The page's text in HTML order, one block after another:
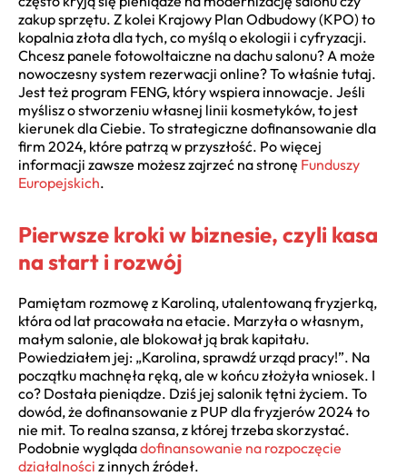
zakup sprzętu. Z kolei Krajowy Plan Odbudowy (KPO) to
kopalnia złota dla tych, co myślą o ekologii i cyfryzacji.
Chcesz panele fotowoltaiczne na dachu salonu? A może
nowoczesny system rezerwacji online? To właśnie tutaj.
Jest też program FENG, który wspiera innowacje. Jeśli
myślisz o stworzeniu własnej linii kosmetyków, to jest
kierunek dla Ciebie. To strategiczne dofinansowanie dla
firm 2024, które patrzą w przyszłość. Po więcej
informacji zawsze możesz zajrzeć na stronę Funduszy
Europejskich.
Pierwsze kroki w biznesie, czyli kasa
na start i rozwój
Pamiętam rozmowę z Karoliną, utalentowaną fryzjerką,
która od lat pracowała na etacie. Marzyła o własnym,
małym salonie, ale blokował ją brak kapitału.
Powiedziałem jej: „Karolina, sprawdź urząd pracy!”. Na
początku machnęła ręką, ale w końcu złożyła wniosek. I
co? Dostała pieniądze. Dziś jej salonik tętni życiem. To
dowód, że dofinansowanie z PUP dla fryzjerów 2024 to
nie mit. To realna szansa, z której trzeba skorzystać.
Podobnie wyglądadofinansowanie na rozpoczęcie
działalności z innych źródeł.